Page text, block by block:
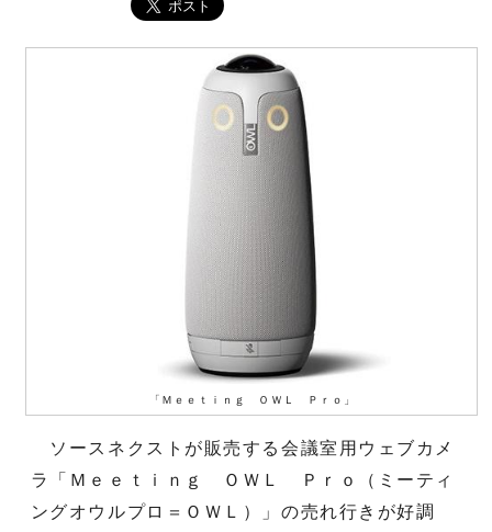
「Ｍｅｅｔｉｎｇ ＯＷＬ Ｐｒｏ」
ソースネクストが販売する会議室用ウェブカメ
ラ「Ｍｅｅｔｉｎｇ ＯＷＬ Ｐｒｏ（ミーティ
ングオウルプロ＝ＯＷＬ）」の売れ行きが好調